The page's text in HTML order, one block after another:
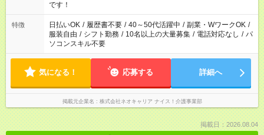
です！
特徴 日払いOK / 履歴書不要 / 40～50代活躍中 / 副業・WワークOK /
服装自由 / シフト勤務 / 10名以上の大量募集 / 電話対応なし / パ
ソコンスキル不要
気になる！ 応募する 詳細へ
掲載元企業名 株式会社ネオキャリア ナイス！介護事業部
掲載日：2026.08.04